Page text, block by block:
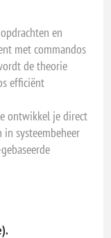
en
met commandos
de theorie
efficiënt
ontwikkel je direct
systeembeheer